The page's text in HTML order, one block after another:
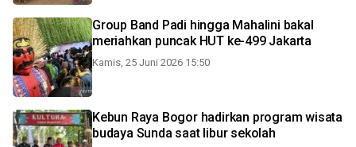
Group Band Padi hingga Mahalini bakal
meriahkan puncak HUT ke-499 Jakarta
Kamis, 25 Juni 2026 15:50
Kebun Raya Bogor hadirkan program wisata
budaya Sunda saat libur sekolah